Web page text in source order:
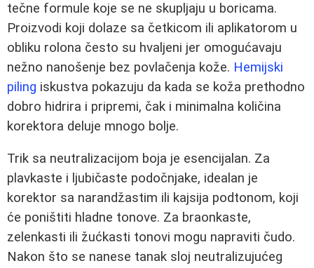
tečne formule koje se ne skupljaju u boricama.
Proizvodi koji dolaze sa četkicom ili aplikatorom u
obliku rolona često su hvaljeni jer omogućavaju
nežno nanošenje bez povlačenja kože. Hemijski
piling iskustva pokazuju da kada se koža prethodno
dobro hidrira i pripremi, čak i minimalna količina
korektora deluje mnogo bolje.
Trik sa neutralizacijom boja je esencijalan. Za
plavkaste i ljubičaste podočnjake, idealan je
korektor sa narandžastim ili kajsija podtonom, koji
će poništiti hladne tonove. Za braonkaste,
zelenkasti ili žućkasti tonovi mogu napraviti čudo.
Nakon što se nanese tanak sloj neutralizujućeg